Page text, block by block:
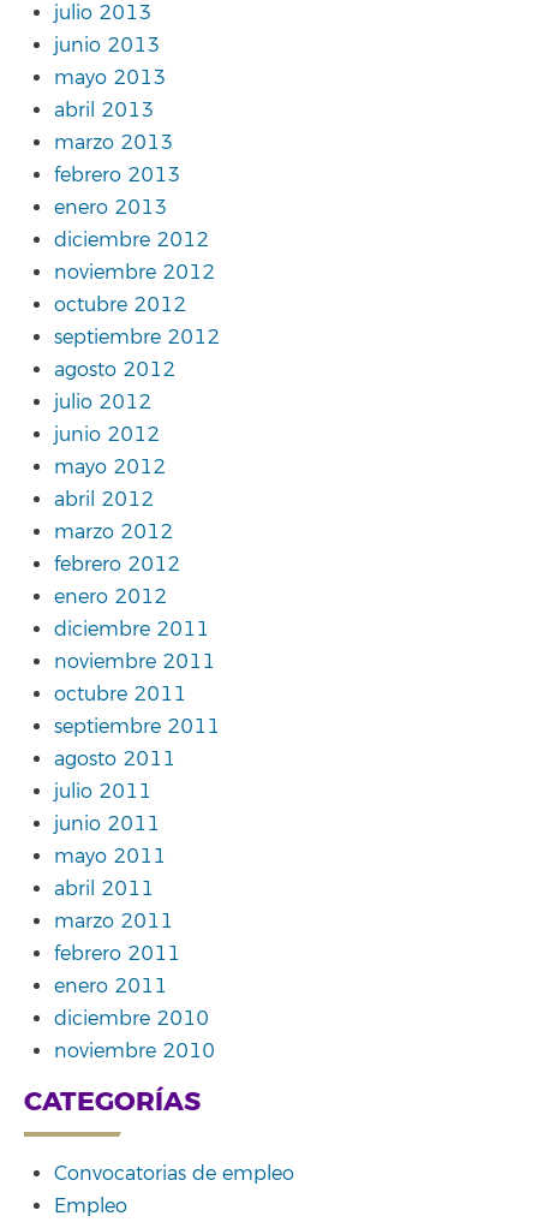
julio 2013
junio 2013
mayo 2013
abril 2013
marzo 2013
febrero 2013
enero 2013
diciembre 2012
noviembre 2012
octubre 2012
septiembre 2012
agosto 2012
julio 2012
junio 2012
mayo 2012
abril 2012
marzo 2012
febrero 2012
enero 2012
diciembre 2011
noviembre 2011
octubre 2011
septiembre 2011
agosto 2011
julio 2011
junio 2011
mayo 2011
abril 2011
marzo 2011
febrero 2011
enero 2011
diciembre 2010
noviembre 2010
CATEGORÍAS
Convocatorias de empleo
Empleo